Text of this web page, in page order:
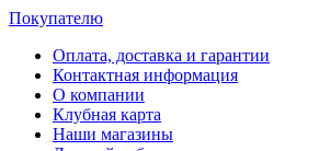
Покупателю
Оплата, доставка и гарантии
Контактная информация
О компании
Клубная карта
Наши магазины